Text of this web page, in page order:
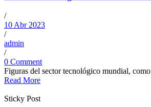
/
10 Abr 2023
/
admin
/
0 Comment
Figuras del sector tecnológico mundial,
Read More
Sticky Post